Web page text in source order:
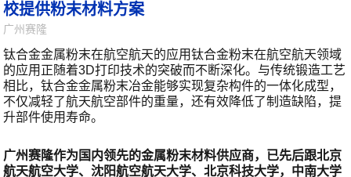
校提供粉末材料方案
广州赛隆
钛合金金属粉末在航空航天的应用钛合金粉末在航空航天领域
的应用正随着3D打印技术的突破而不断深化。与传统锻造工艺
相比，钛合金金属粉末冶金能够实现复杂构件的一体化成型，
不仅减轻了航天航空部件的重量，还有效降低了制造缺陷，提
升部件使用寿命。
广州赛隆作为国内领先的金属粉末材料供应商，已先后跟北京
航天航空大学、沈阳航空航天大学、北京科技大学，中南大学